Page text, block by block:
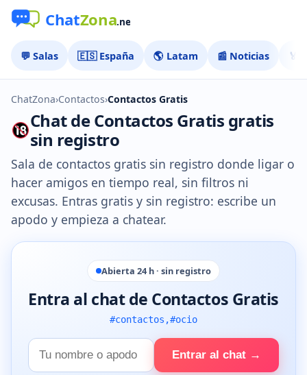
💬 Salas 🇪🇸 España 🌎 Latam 📰 Noticias 🏅
ChatZona›Contactos›Contactos Gratis
Chat de Contactos Gratis gratis
sin registro
Sala de contactos gratis sin registro donde ligar o
hacer amigos en tiempo real, sin filtros ni
excusas. Entras gratis y sin registro: escribe un
apodo y empieza a chatear.
Abierta 24 h · sin registro
Entra al chat de Contactos Gratis
#contactos,#ocio
Tu
nombre
Entrar al chat →